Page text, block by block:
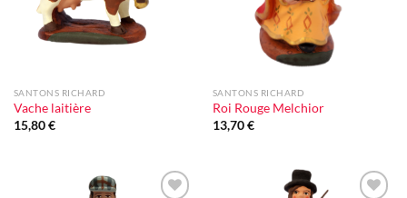
SANTONS RICHARD
Vache laitière
15,80€
SANTONS RICHARD
Roi Rouge Melchior
13,70€